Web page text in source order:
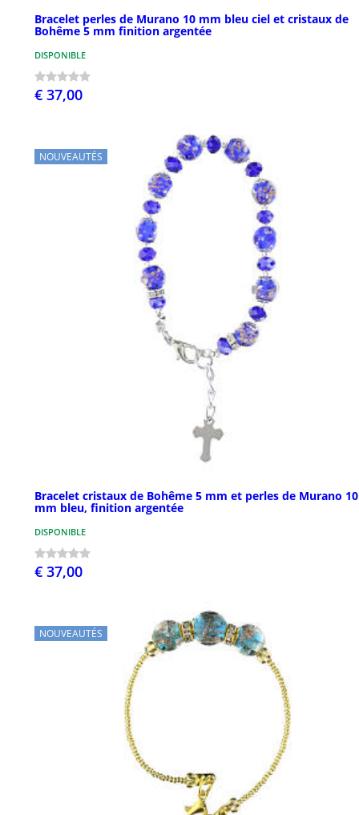
Bracelet perles de Murano 10 mm bleu ciel et cristaux de
Bohême 5 mm finition argentée
DISPONIBLE
€ 37,00
NOUVEAUTÉS
Bracelet cristaux de Bohême 5 mm et perles de Murano 10
mm bleu, finition argentée
DISPONIBLE
€ 37,00
NOUVEAUTÉS